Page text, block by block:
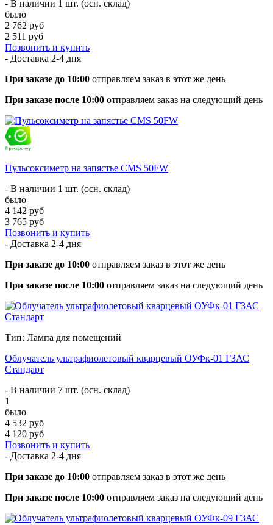
- В наличии 1 шт. (осн. склад)
было
2 762 руб
2 511 руб
Позвонить и купить
- Доставка 2-4 дня
При заказе до 10:00 отправляем заказ в этот же день
При заказе после 10:00 отправляем заказ на следующий день
Пульсоксиметр на запястье CMS 50FW
- В наличии 1 шт. (осн. склад)
было
4 142 руб
3 765 руб
Позвонить и купить
- Доставка 2-4 дня
При заказе до 10:00 отправляем заказ в этот же день
При заказе после 10:00 отправляем заказ на следующий день
Тип: Лампа для помещений
Облучатель ультрафиолетовый кварцевый ОУФк-01 ГЗАС
Стандарт
- В наличии 7 шт. (осн. склад)
1
было
4 532 руб
4 120 руб
Позвонить и купить
- Доставка 2-4 дня
При заказе до 10:00 отправляем заказ в этот же день
При заказе после 10:00 отправляем заказ на следующий день